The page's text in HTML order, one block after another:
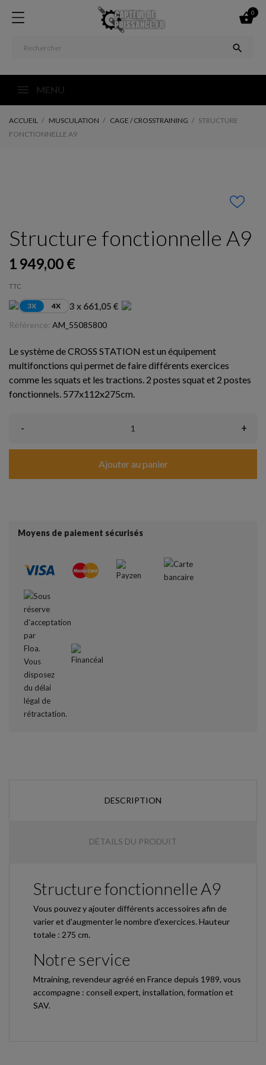

0

MENU
ACCUEIL MUSCULATION CAGE / CROSSTRAINING
STRUCTURE
FONCTIONNELLE A9
Structure fonctionnelle A9
1 949,00 €
TTC
3X 4X 3 x 661,05 €
Référence: AM_55085800
Le système de CROSS STATION est un équipement
multifonctions qui permet de faire différents exercices
comme les squats et les tractions. 2 postes squat et 2 postes
fonctionnels. 577x112x275cm.
- +
Ajouter au panier
Moyens de paiement sécurisés
DESCRIPTION
DÉTAILS DU PRODUIT
Structure fonctionnelle A9
Vous pouvez y ajouter différents accessoires afin de
varier et d'augmenter le nombre d'exercices. Hauteur
totale : 275 cm.
Notre service
Mtraining, revendeur agréé en France depuis 1989, vous
accompagne : conseil expert, installation, formation et
SAV.